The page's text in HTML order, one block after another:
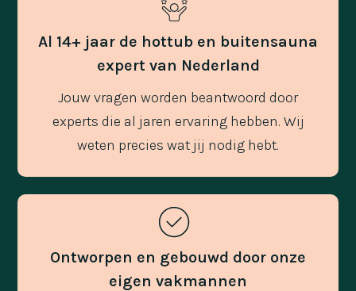
Al 14+ jaar de hottub en buitensauna
expert van Nederland
Jouw vragen worden beantwoord door
experts die al jaren ervaring hebben. Wij
weten precies wat jij nodig hebt.
Ontworpen en gebouwd door onze
eigen vakmannen